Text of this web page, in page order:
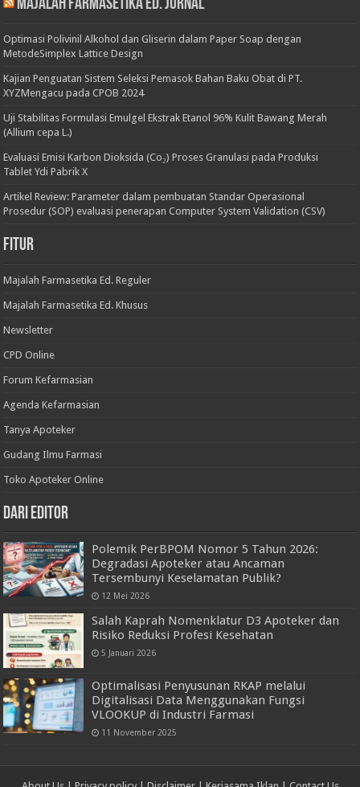
Majalah Farmasetika Ed. Jurnal
Optimasi Polivinil Alkohol dan Gliserin dalam Paper Soap dengan
MetodeSimplex Lattice Design
Kajian Penguatan Sistem Seleksi Pemasok Bahan Baku Obat di PT.
XYZMengacu pada CPOB 2024
Uji Stabilitas Formulasi Emulgel Ekstrak Etanol 96% Kulit Bawang Merah
(Allium cepa L.)
Evaluasi Emisi Karbon Dioksida (Co₂) Proses Granulasi pada Produksi
Tablet Ydi Pabrik X
Artikel Review: Parameter dalam pembuatan Standar Operasional
Prosedur (SOP) evaluasi penerapan Computer System Validation (CSV)
Fitur
Majalah Farmasetika Ed. Reguler
Majalah Farmasetika Ed. Khusus
Newsletter
CPD Online
Forum Kefarmasian
Agenda Kefarmasian
Tanya Apoteker
Gudang Ilmu Farmasi
Toko Apoteker Online
Dari Editor
Polemik PerBPOM Nomor 5 Tahun 2026:
Degradasi Apoteker atau Ancaman
Tersembunyi Keselamatan Publik?
12 Mei 2026
Salah Kaprah Nomenklatur D3 Apoteker dan
Risiko Reduksi Profesi Kesehatan
5 Januari 2026
Optimalisasi Penyusunan RKAP melalui
Digitalisasi Data Menggunakan Fungsi
VLOOKUP di Industri Farmasi
11 November 2025